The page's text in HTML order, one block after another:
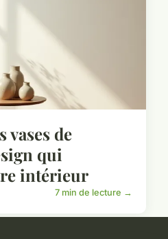
vases de
qui
intérieur
7 min de lecture →